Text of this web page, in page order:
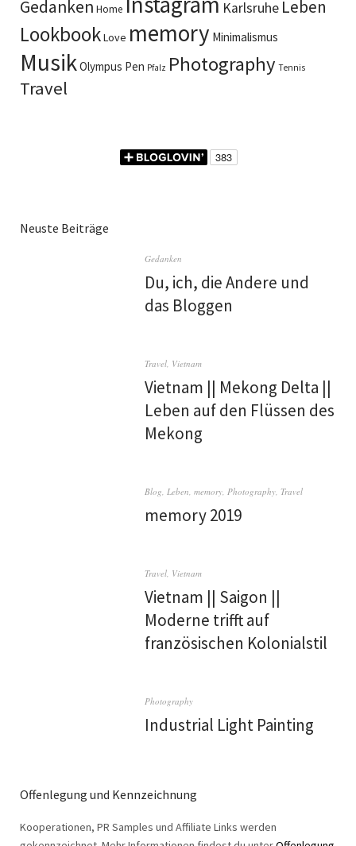
Gedanken Home Karlsruhe Leben
LookbookLove memory Minimalismus
MusikOlympus Pen Pfalz Photography Tennis
Travel
Neuste Beiträge
Gedanken
Du, ich, die Andere und
das Bloggen
Travel, Vietnam
Vietnam || Mekong Delta ||
Leben auf den Flüssen des
Mekong
Blog,Leben,memory,Photography, Travel
memory 2019
Travel, Vietnam
Vietnam || Saigon ||
Moderne trifft auf
französischen Kolonialstil
Photography
Industrial Light Painting
Offenlegung und Kennzeichnung
Kooperationen, PR Samples und Affiliate Links werden